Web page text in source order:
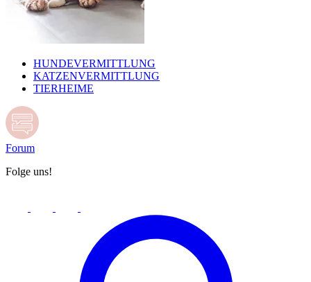
HUNDEVERMITTLUNG
KATZENVERMITTLUNG
TIERHEIME
Forum
Folge uns!